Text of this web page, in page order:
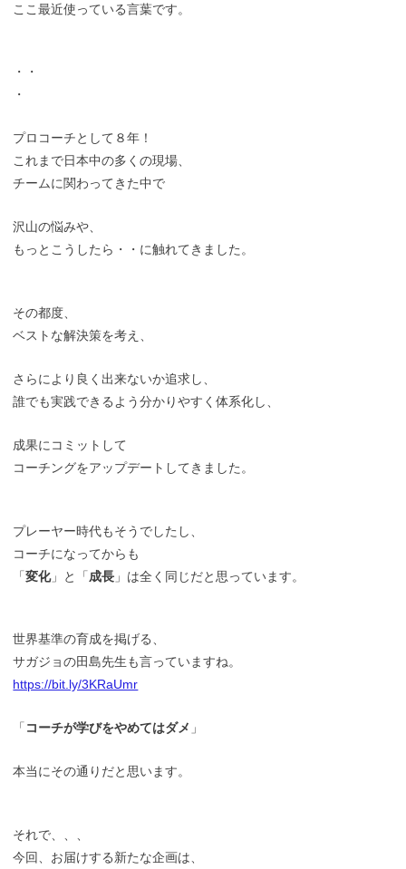
ここ最近使っている言葉です。
・・
・
プロコーチとして８年！
これまで日本中の多くの現場、
チームに関わってきた中で
沢山の悩みや、
もっとこうしたら・・に触れてきました。
その都度、
ベストな解決策を考え、
さらにより良く出来ないか追求し、
誰でも実践できるよう分かりやすく体系化し、
成果にコミットして
コーチングをアップデートしてきました。
プレーヤー時代もそうでしたし、
コーチになってからも
「変化」と「成長 」は全く同じだと思っています。
世界基準の育成を掲げる、
サガジョの田島先生も言っていますね。
https://bit.ly/3KRaUmr
「 コーチが学びをやめてはダメ 」
本当にその通りだと思います。
それで、、、
今回、お届けする新たな企画は、